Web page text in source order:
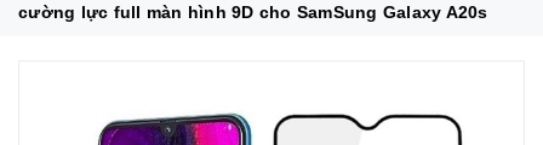
cường lực full màn hình 9D cho SamSung Galaxy A20s